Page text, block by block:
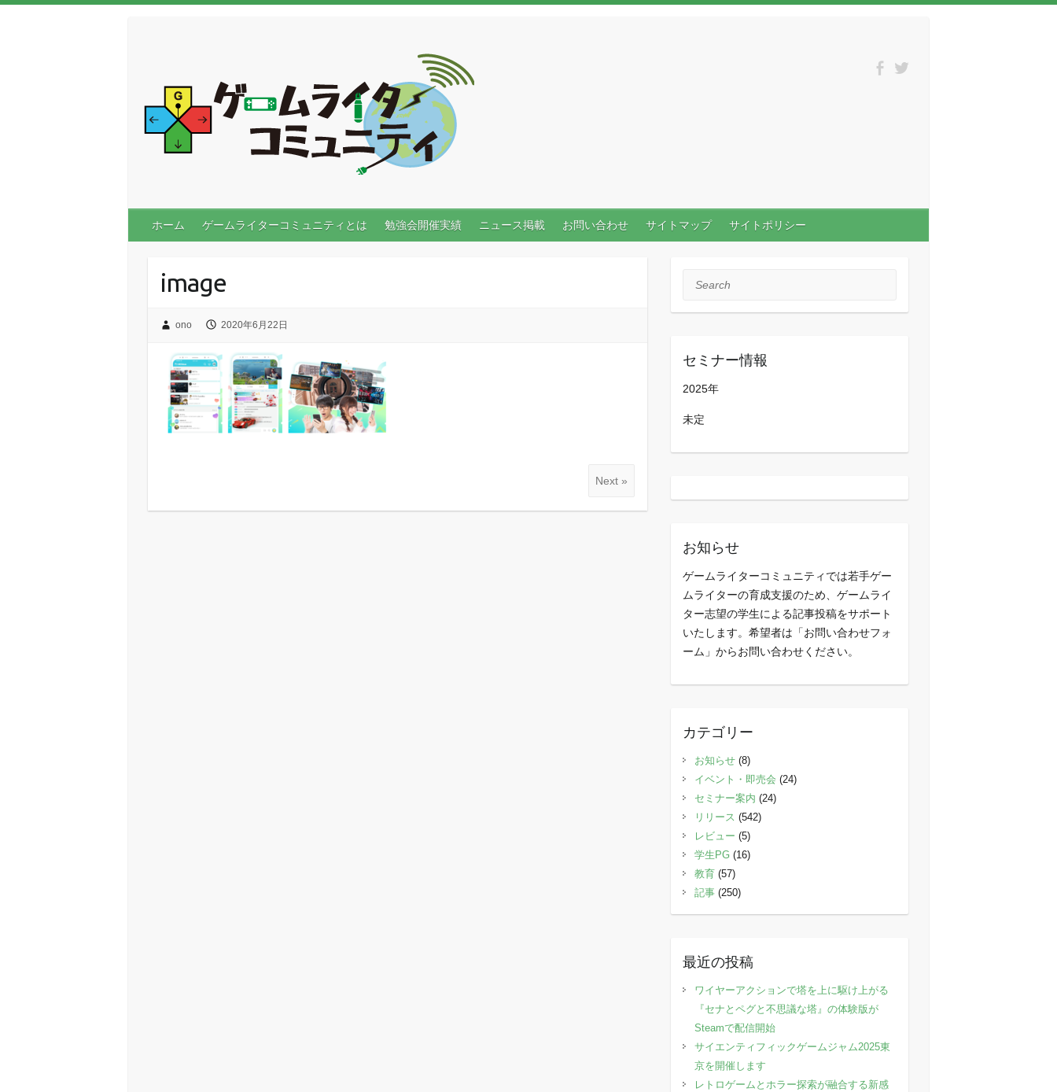
ホーム ゲームライターコミュニティとは 勉強会開催実績 ニュース掲載 お問い合わせ サイトマップ サイトポリシー
image
ono 2020年6月22日
Next »
Search
セミナー情報
2025年
未定
お知らせ
ゲームライターコミュニティでは若手ゲー
ムライターの育成支援のため、ゲームライ
ター志望の学生による記事投稿をサポート
いたします。希望者は「お問い合わせフォ
ーム」からお問い合わせください。
カテゴリー
お知らせ(8)
イベント・即売会 (24)
セミナー案内 (24)
リリース (542)
レビュー (5)
学生PG(16)
教育(57)
記事(250)
最近の投稿
ワイヤーアクションで塔を上に駆け上がる
『セナとペグと不思議な塔』の体験版が
Steamで配信開始
サイエンティフィックゲームジャム2025東
京を開催します
レトロゲームとホラー探索が融合する新感